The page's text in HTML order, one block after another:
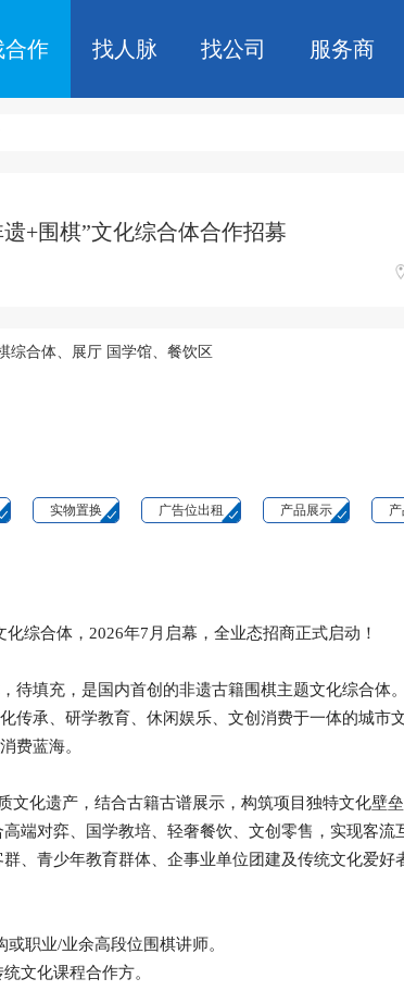
合作 找人脉 找公司 服务商
+围棋”文化综合体合作招募
综合体、展厅 国学馆、餐饮区
实物置换 广告位出租 产品展示
综合体，2026年7月启幕，全业态招商正式启动！
待填充 ，是国内首创的非遗古籍围棋主题文化综合体
传承、研学教育、休闲娱乐、文创消费于一体的城市
费蓝海。
文化遗产，结合古籍古谱展示，构筑项目独特文化壁垒
端对弈、国学教培、轻奢餐饮、文创零售，实现客流
、青少年教育群体、企事业单位团建及传统文化爱好
职业/业余高段位围棋讲师。
文化课程合作方。